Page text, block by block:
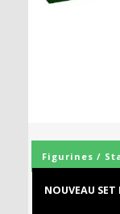
Figurines /
NOUVEAU